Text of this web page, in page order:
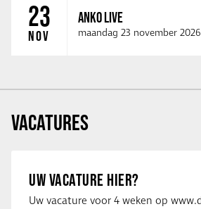
23
NOV
ANKO LIVE
maandag 23 november 2026
VACATURES
UW VACATURE HIER?